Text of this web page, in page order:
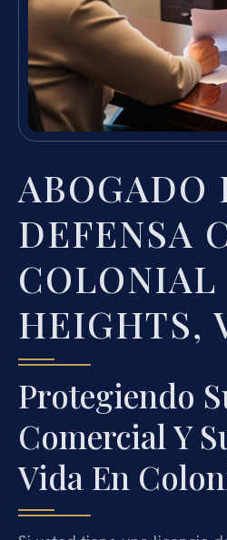
ABOGADO
DEFENSA
COLONIAL
HEIGHTS,
Protegiendo
Comercial Y
Vida En